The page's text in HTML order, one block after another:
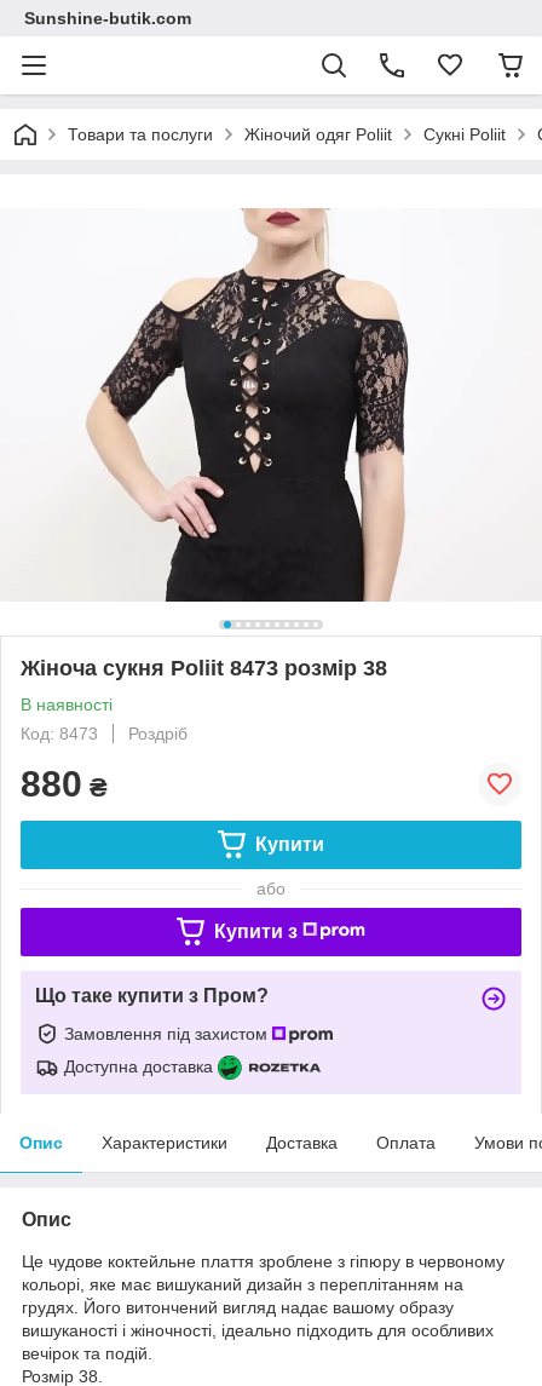
Sunshine-butik.com
Товари та послуги Жіночий одяг Poliit Сукні Poliit
Жіноча сукня Poliit 8473 розмір 38
В наявності
Код: 8473
Роздріб
880 ₴
Купити
або
Купити з
Що таке купити з Пром?
Замовлення під захистом
Доступна доставка
Опис Характеристики Доставка Оплата Умови
Опис
Це чудове коктейльне плаття зроблене з гіпюру в червоному
кольорі, яке має вишуканий дизайн з переплітанням на
грудях. Його витончений вигляд надає вашому образу
вишуканості і жіночності, ідеально підходить для особливих
вечірок та подій.
Розмір 38.